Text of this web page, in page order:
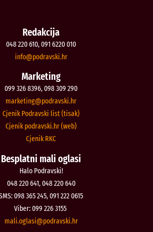
Redakcija
048 220 610, 091 6220 010
rh.iksvardop
@ofni
Marketing
099 326 8396, 098 309 290
rh.iksvardop
@gnitekram
Cjenik Podravski list (tisak)
Cjenik podravski.hr (web)
Cjenik RKC
Besplatni mali oglasi
Halo Podravski!
048 220 641, 048 220 640
098 365 245, 091 222 0615
Viber: 099 226 3155
rh.iksvardop
@isalgo.ilam